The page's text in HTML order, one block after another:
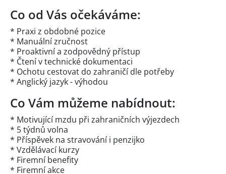
Co od Vás očekáváme:
* Praxi z obdobné pozice
* Manuální zručnost
* Proaktivní a zodpovědný přístup
* Čtení v technické dokumentaci
* Ochotu cestovat do zahraničí dle potřeby
* Anglický jazyk - výhodou
Co Vám můžeme nabídnout:
* Motivující mzdu při zahraničních výjezdech
* 5 týdnů volna
* Příspěvek na stravování i penzijko
* Vzdělávací kurzy
* Firemní benefity
* Firemní akce